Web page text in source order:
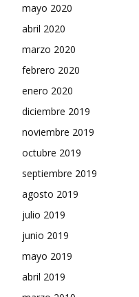
mayo 2020
abril 2020
marzo 2020
febrero 2020
enero 2020
diciembre 2019
noviembre 2019
octubre 2019
septiembre 2019
agosto 2019
julio 2019
junio 2019
mayo 2019
abril 2019